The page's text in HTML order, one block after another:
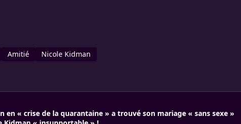
Amitié Nicole Kidman
en « crise de la quarantaine » a trouvé son mariage « sans sexe »